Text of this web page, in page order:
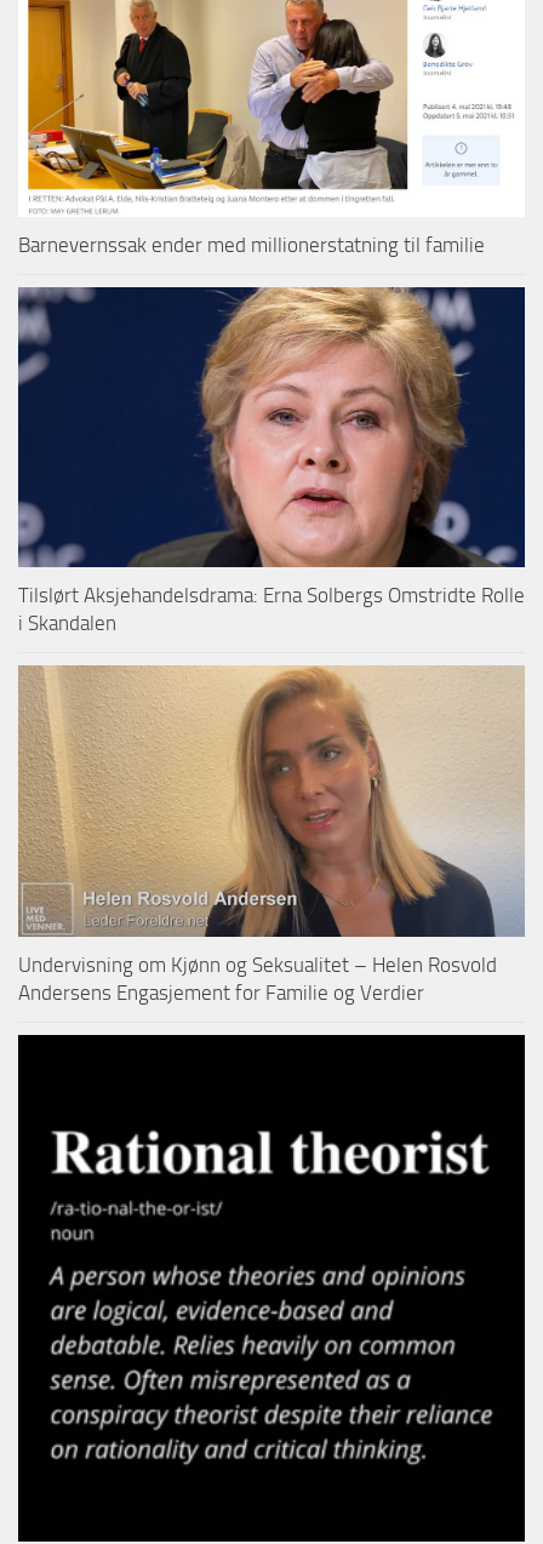
Barnevernssak ender med millionerstatning til familie
Tilslørt Aksjehandelsdrama: Erna Solbergs Omstridte Rolle
i Skandalen
Undervisning om Kjønn og Seksualitet – Helen Rosvold
Andersens Engasjement for Familie og Verdier